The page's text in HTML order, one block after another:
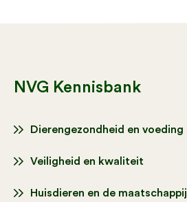
NVG Kennisbank
Dierengezondheid en voeding
Veiligheid en kwaliteit
Huisdieren en de maatschappij